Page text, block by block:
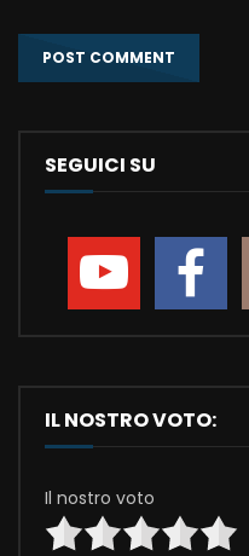
SEGUICI SU
IL NOSTRO VOTO:
Il nostro voto